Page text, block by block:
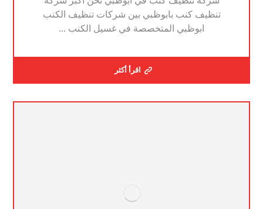
تنظيف كنب بابوظبي بين شركات تنظيف الكنب
ابوظبي المتخصصة في غسيل الكنب ...
اقرأ أكثر